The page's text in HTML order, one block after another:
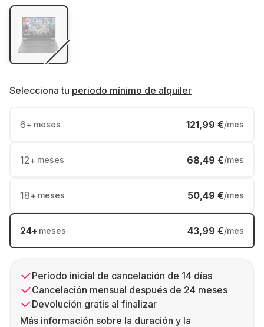
Selecciona tu periodo mínimo de alquiler
6+ meses 121,99 €/mes
12+ meses 68,49 €/mes
18+ meses 50,49 €/mes
24+ meses 43,99 €/mes
Período inicial de cancelación de 14 días
Cancelación mensual después de 24 meses
Devolución gratis al finalizar
Más información sobre la duración y la